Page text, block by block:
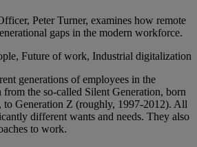
Peter Turner, examines how remote
gaps in the modern workforce.
Future of work, Industrial digitalization
generations of employees in the
the so-called Silent Generation, born
to Generation Z (roughly, 1997-2012). All
different wants and needs. They also
to work.